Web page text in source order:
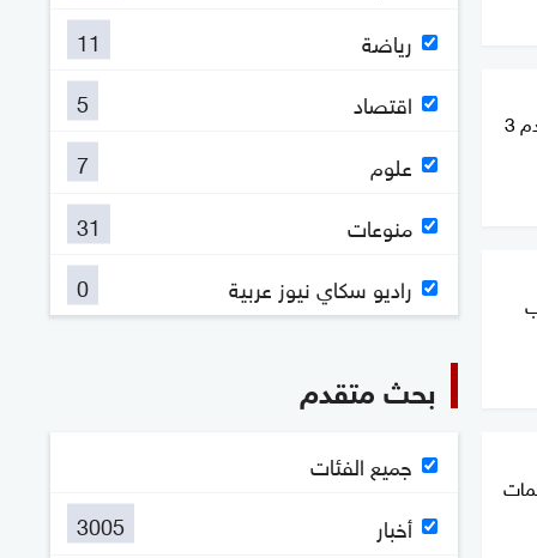
خلال 40 دقيقة.. إسرائيل تخطر بهدم 3
رياضة
11
اقتصاد
5
علوم
7
منوعات
31
راديو سكاي نيوز عربية
0
بحث متقدم
جميع الفئات
أخبار
3005